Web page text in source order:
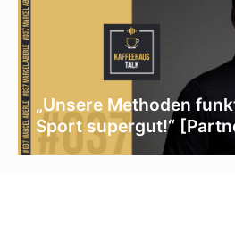
„Unsere Methoden
Sport supergut!“